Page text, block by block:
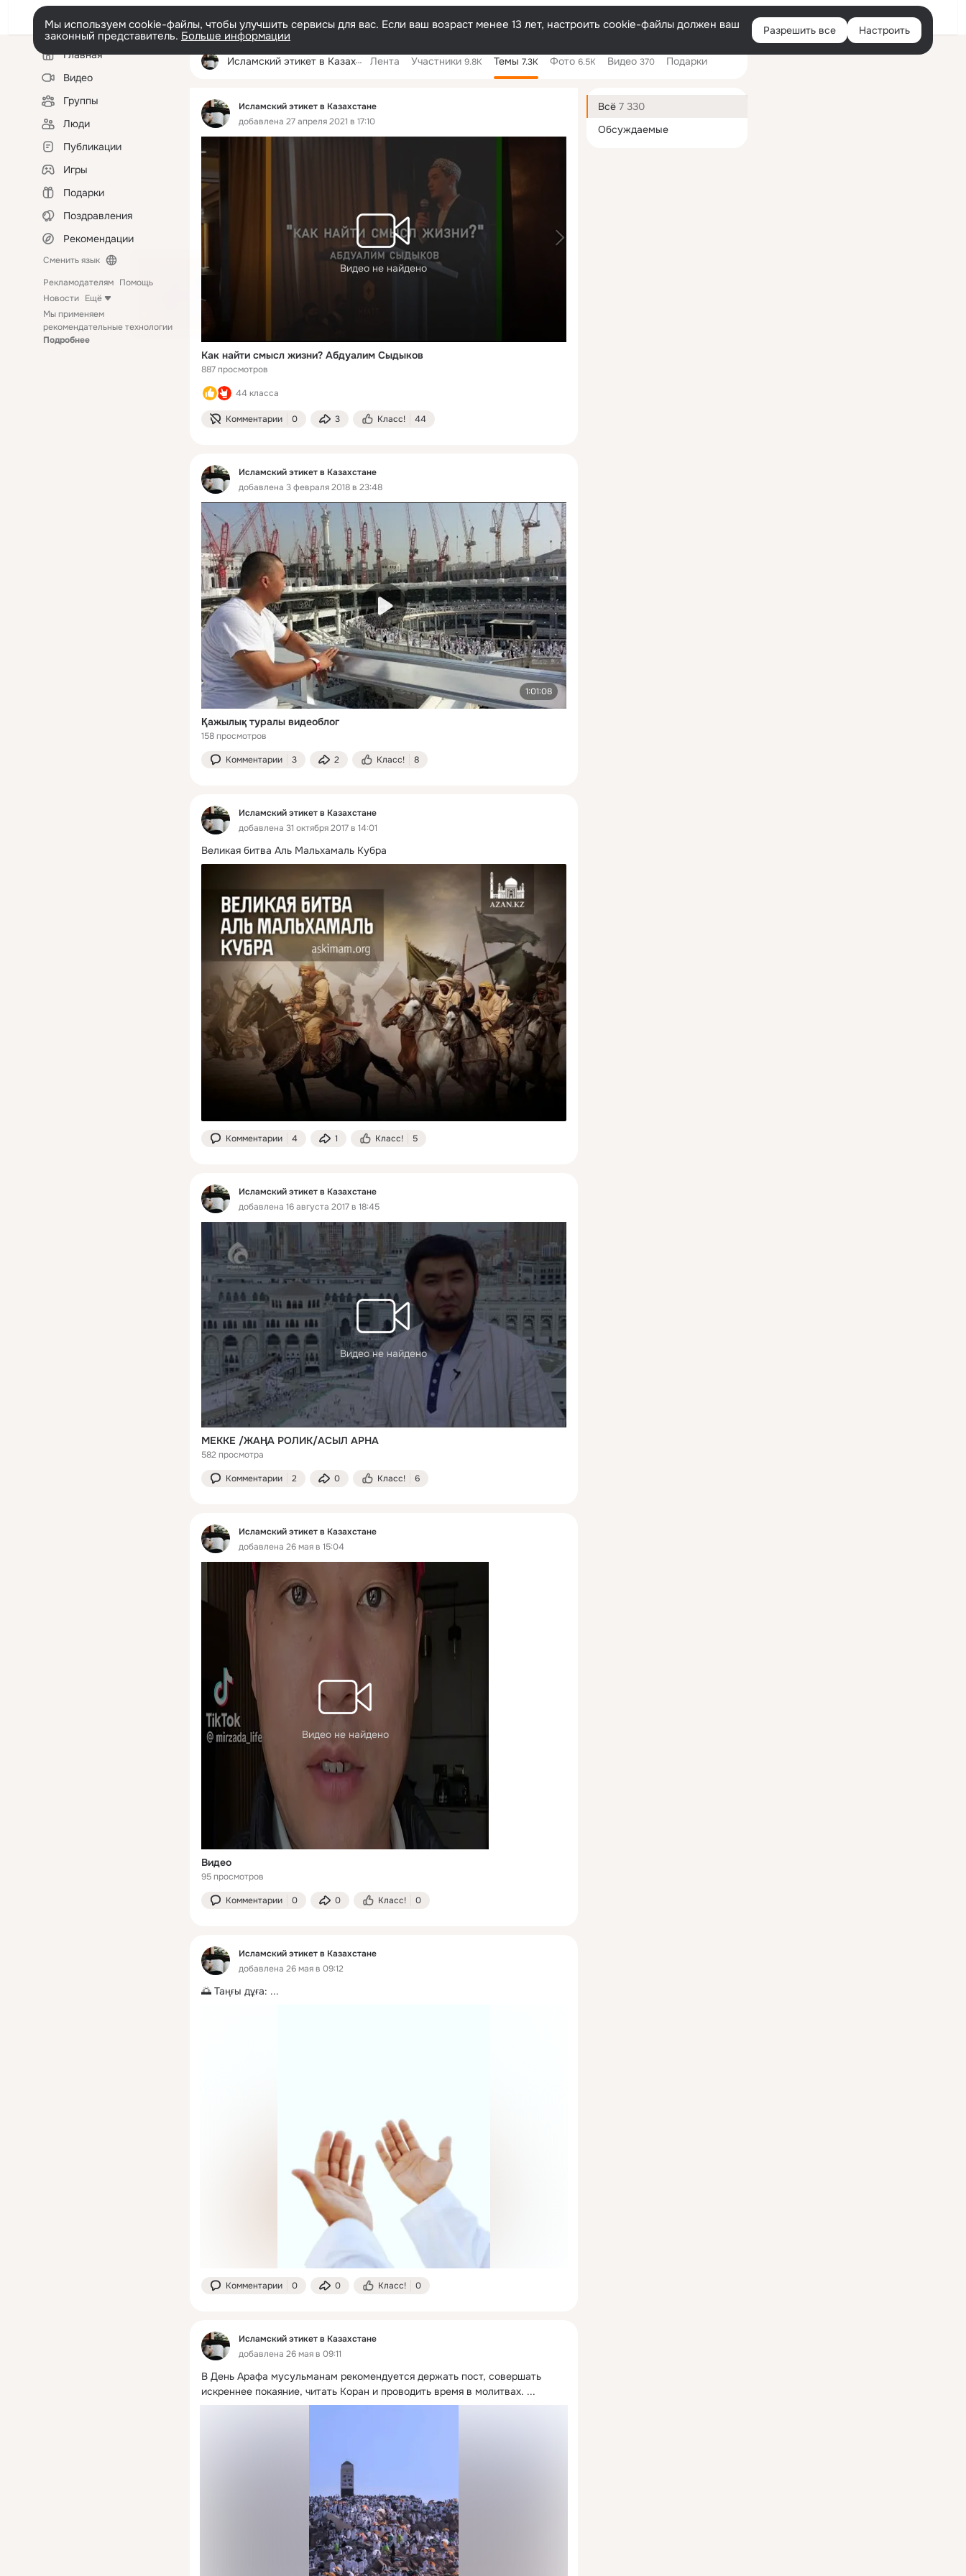
Войти
Мы используем cookie-файлы, чтобы улучшить сервисы для вас. Если ваш возраст менее 13 лет, настроить cookie-файлы должен ваш
законный представитель. Больше информации Разрешить все Настроить
Левая
колонкаГлавная
Видео
Группы
Люди
Публикации
Игры
Подарки
Поздравления
Рекомендации
Сменить язык
Рекламодателям Помощь
Новости Ещё
Мы применяем
рекомендательные технологии
Подробнее
Исламский этикет в Казахстане Лента Участники 9.8K Темы 7.3K Фото 6.5K Видео 370 Подарки
Исламский этикет в Казахстане
добавлена 27 апреля 2021 в 17:10
Видео не найдено
Как найти смысл жизни? Абдуалим Сыдыков
887 просмотров
44 класса
Комментарии 0 3 Класс! 44
Исламский этикет в Казахстане
добавлена 3 февраля 2018 в 23:48
1:01:08
Қажылық туралы видеоблог
158 просмотров
Комментарии 3 2 Класс! 8
Исламский этикет в Казахстане
добавлена 31 октября 2017 в 14:01
Великая битва Аль Мальхамаль Кубра
Комментарии 4 1 Класс! 5
Исламский этикет в Казахстане
добавлена 16 августа 2017 в 18:45
Видео не найдено
МЕККЕ /ЖАҢА РОЛИК/АСЫЛ АРНА
582 просмотра
Комментарии 2 0 Класс! 6
Исламский этикет в Казахстане
добавлена 26 мая в 15:04
Видео не найдено
Видео
95 просмотров
Комментарии 0 0 Класс! 0
Исламский этикет в Казахстане
добавлена 26 мая в 09:12
🌅 Таңғы дұға: ...
Комментарии 0 0 Класс! 0
Исламский этикет в Казахстане
добавлена 26 мая в 09:11
В День Арафа мусульманам рекомендуется держать пост, совершать
искреннее покаяние, читать Коран и проводить время в молитвах. ...
Дополнительная
колонка
Всё 7 330
Обсуждаемые